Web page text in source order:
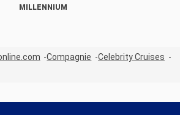
MILLENNIUM
Compagnie
Celebrity Cruises